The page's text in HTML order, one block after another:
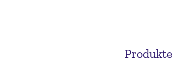
Produkte